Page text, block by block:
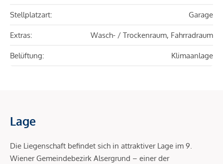
Stellplatzart: Garage
Extras: Wasch- / Trockenraum, Fahrradraum
Belüftung: Klimaanlage
Lage
Die Liegenschaft befindet sich in attraktiver Lage im 9.
Wiener Gemeindebezirk Alsergrund – einer der